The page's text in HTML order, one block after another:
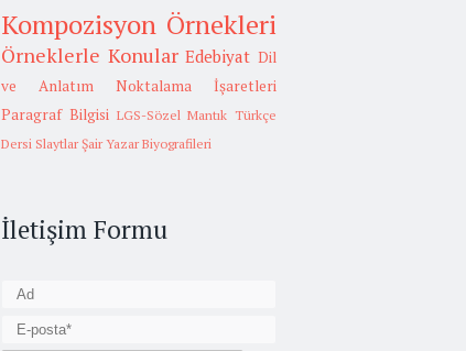
Kompozisyon Örnekleri
Örneklerle Konular Edebiyat Dil
ve Anlatım
Noktalama İşaretleri
Paragraf Bilgisi LGS-Sözel Mantık Türkçe
Dersi Slaytlar Şair Yazar Biyografileri
İletişim Formu